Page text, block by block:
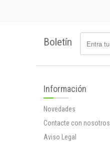
Boletín
Información
Novedades
Contacte con nosotros
Aviso Legal